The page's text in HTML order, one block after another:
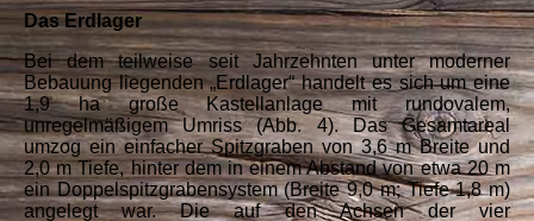
Das Erdlager
Bei dem teilweise seit Jahrzehnten unter moderner
Bebauung liegenden „Erdlager“ handelt es sich um eine
1,9 ha große Kastellanlage mit rundovalem,
unregelmäßigem Umriss (Abb. 4). Das Gesamtareal
umzog ein einfacher Spitzgraben von 3,6 m Breite und
2,0 m Tiefe, hinter dem in einem Abstand von etwa 20 m
ein Doppelspitzgrabensystem (Breite 9,0 m; Tiefe 1,8 m)
angelegt war. Die auf den Achsen der vier